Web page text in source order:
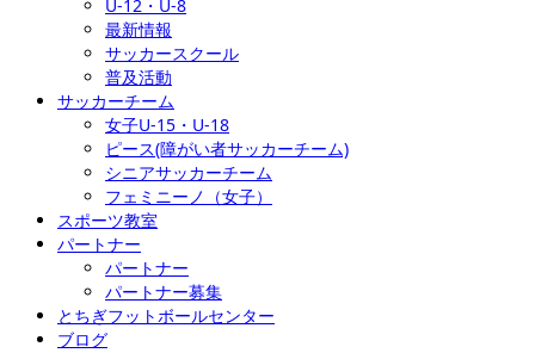
U-12・U-8
最新情報
サッカースクール
普及活動
サッカーチーム
女子U-15・U-18
ピース(障がい者サッカーチーム)
シニアサッカーチーム
フェミニーノ（女子）
スポーツ教室
パートナー
パートナー
パートナー募集
とちぎフットボールセンター
ブログ